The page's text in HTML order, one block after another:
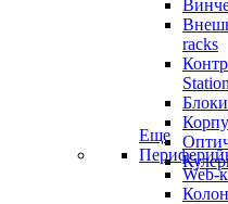
racks
Station
Еще
Web-